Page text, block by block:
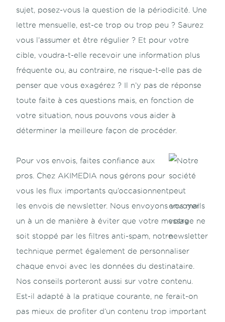
sujet, posez-vous la question de la périodicité. Une
lettre mensuelle, est-ce trop ou trop peu ? Saurez
vous l’assumer et être régulier ? Et pour votre
cible, voudra-t-elle recevoir une information plus
fréquente ou, au contraire, ne risque-t-elle pas de
penser que vous exagérez ? Il n’y pas de réponse
toute faite à ces questions mais, en fonction de
votre situation, nous pouvons vous aider à
déterminer la meilleure façon de procéder.
Pour vos envois, faites confiance aux
pros. Chez AKIMEDIA nous gérons pour
vous les flux importants qu’occasionnent
les envois de newsletter. Nous envoyons vos mails
un à un de manière à éviter que votre message ne
soit stoppé par les filtres anti-spam, notre
technique permet également de personnaliser
chaque envoi avec les données du destinataire.
Nos conseils porteront aussi sur votre contenu.
Est-il adapté à la pratique courante, ne ferait-on
pas mieux de profiter d’un contenu trop important